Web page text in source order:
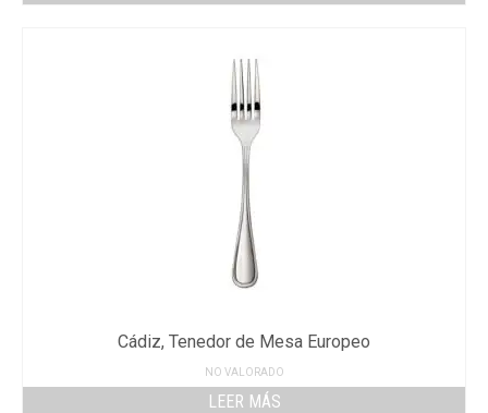
Cádiz, Tenedor de Mesa Europeo
NO VALORADO
LEER MÁS